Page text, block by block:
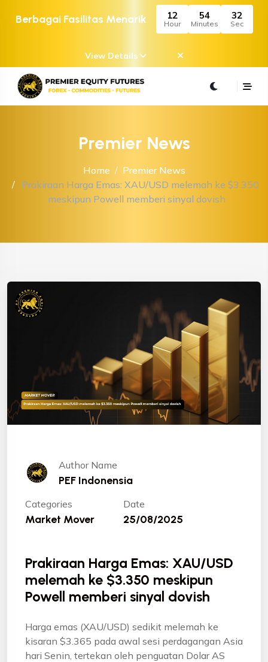
Berbagai Fasilitas Menarik 12
Hour
54
Minutes
32
Sec
View Details
Premier News
Home
Premier News
Prakiraan Harga Emas: XAU/USD melemah ke $3.350
meskipun Powell memberi sinyal dovish
Author Name
PEF Indonensia
Categories
Market Mover
Date
25/08/2025
Prakiraan Harga Emas: XAU/USD
melemah ke $3.350 meskipun
Powell memberi sinyal dovish
Harga emas (XAU/USD) sedikit melemah ke
kisaran $3.365 pada awal sesi perdagangan Asia
hari Senin, tertekan oleh penguatan Dolar AS